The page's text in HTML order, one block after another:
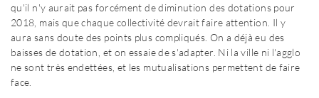
qu'il n'y aurait pas forcément de diminution des dotations pour
2018, mais que chaque collectivité devrait faire attention. Il y
aura sans doute des points plus compliqués. On a déjà eu des
baisses de dotation, et on essaie de s'adapter. Ni la ville ni l'agglo
ne sont très endettées, et les mutualisations permettent de faire
face.